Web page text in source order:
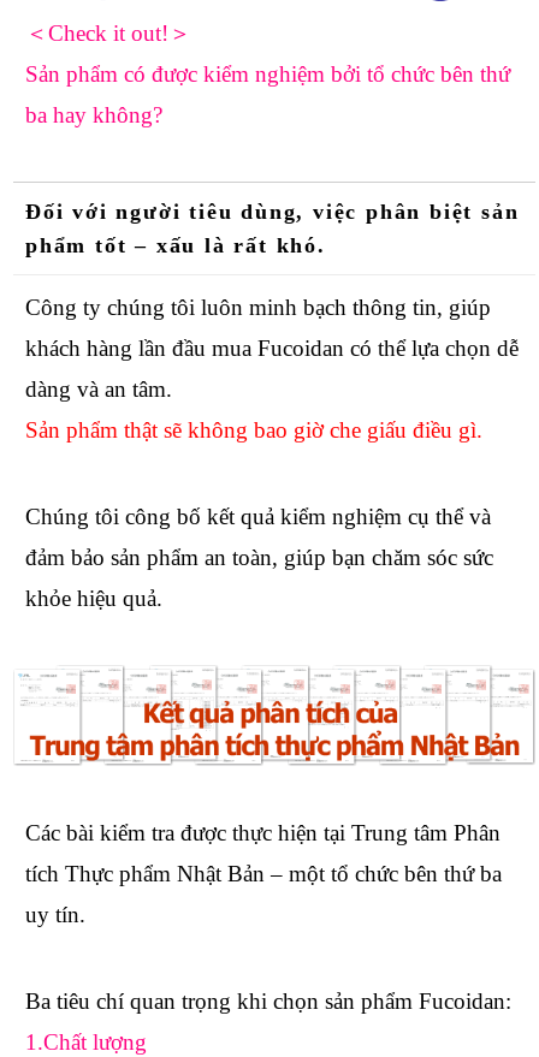
＜Check it out!＞
Sản phẩm có được kiểm nghiệm bởi tổ chức bên thứ
ba hay không?
Đối với người tiêu dùng, việc phân biệt sản
phẩm tốt – xấu là rất khó.
Công ty chúng tôi luôn minh bạch thông tin, giúp
khách hàng lần đầu mua Fucoidan có thể lựa chọn dễ
dàng và an tâm.
Sản phẩm thật sẽ không bao giờ che giấu điều gì.
Chúng tôi công bố kết quả kiểm nghiệm cụ thể và
đảm bảo sản phẩm an toàn, giúp bạn chăm sóc sức
khỏe hiệu quả.
Các bài kiểm tra được thực hiện tại Trung tâm Phân
tích Thực phẩm Nhật Bản – một tổ chức bên thứ ba
uy tín.
Ba tiêu chí quan trọng khi chọn sản phẩm Fucoidan:
1.Chất lượng